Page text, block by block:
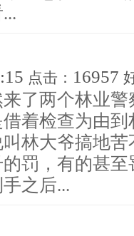
点击： 16957
了两个林业
着检查为由
林大爷搞地
罚，有的甚
之后...